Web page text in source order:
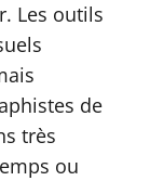
Les outils
de
très
ou